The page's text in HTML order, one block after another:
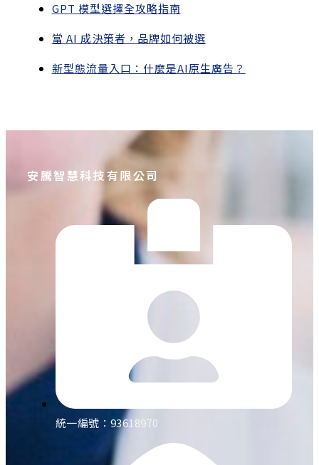
GPT 模型選擇全攻略指南
當 AI 成決策者，品牌如何被選
新型態流量入口：什麼是AI原生廣告？
安騰智慧科技有限公司
統一編號：93618970